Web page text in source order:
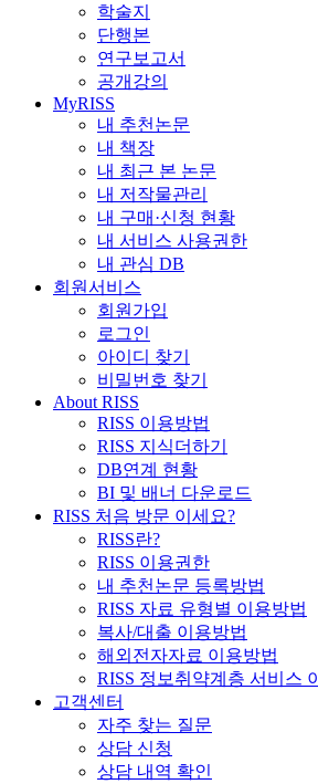
학술지
단행본
연구보고서
공개강의
MyRISS
내 추천논문
내 책장
내 최근 본 논문
내 저작물관리
내 구매·신청 현황
내 서비스 사용권한
내 관심 DB
회원서비스
회원가입
로그인
아이디 찾기
비밀번호 찾기
About RISS
RISS 이용방법
RISS 지식더하기
DB연계 현황
BI 및 배너 다운로드
RISS 처음 방문 이세요?
RISS란?
RISS 이용권한
내 추천논문 등록방법
RISS 자료 유형별 이용방법
복사/대출 이용방법
해외전자자료 이용방법
RISS 정보취약계층 서비스
고객센터
자주 찾는 질문
상담 신청
상담 내역 확인